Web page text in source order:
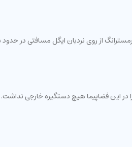
در حدود 1.5 متر را برای رسیدن به سطح ماه پرید.
در این فضاپیما هیچ دستگیره خارجی نداشت.